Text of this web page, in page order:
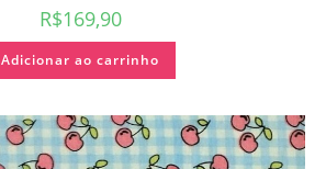
R$169,90
Adicionar ao carrinho